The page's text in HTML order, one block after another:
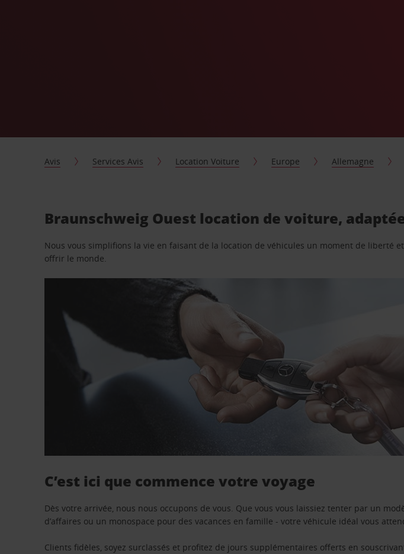
Avis Services Avis Location Voiture Europe Allemagne
Braunschweig Ouest location de voiture,
Nous vous simplifions la vie en faisant de la location de véhicules un moment de liberté
offrir le monde.
C’est ici que commence votre voyage
Dès votre arrivée, nous nous occupons de vous. Que vous vous laissiez tenter par un
d’affaires ou un monospace pour des vacances en famille - votre véhicule idéal vous
Clients fidèles, soyez surclassés et profitez de jours supplémentaires offerts en